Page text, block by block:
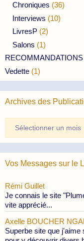
Chroniques (36)
Interviews (10)
LivresP (2)
Salons (1)
RECOMMANDATIONS
Vedette (1)
Archives des
des
Publications
Vos Messages sur le
Rémi Guillet
Je connais le site
vite apprécié...
Axelle BOUCHER
Superbe site que j'aime